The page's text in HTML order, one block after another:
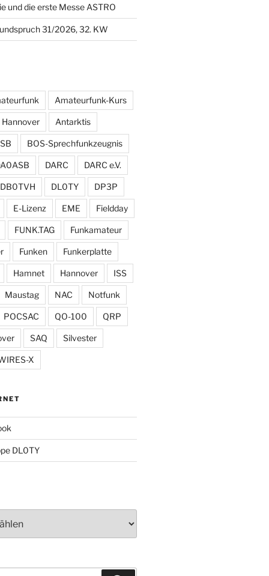
und die erste Messe ASTRO
31/2026, 32. KW
Amateurfunk-Kurs
Antarktis
BOS-Sprechfunkzeugnis
DARC DARC e.V.
DB0TVH DL0TY DP3P
E-Lizenz EME Fieldday
FUNK.TAG Funkamateur
Funken Funkerplatte
Hamnet Hannover ISS
Maustag NAC Notfunk
POCSAC QO-100 QRP
SAQ Silvester
X
DL0TY